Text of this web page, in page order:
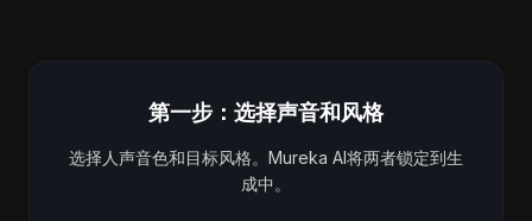
第一步：选择声音和风格
选择人声音色和目标风格。Mureka AI将两者锁定到生
成中。